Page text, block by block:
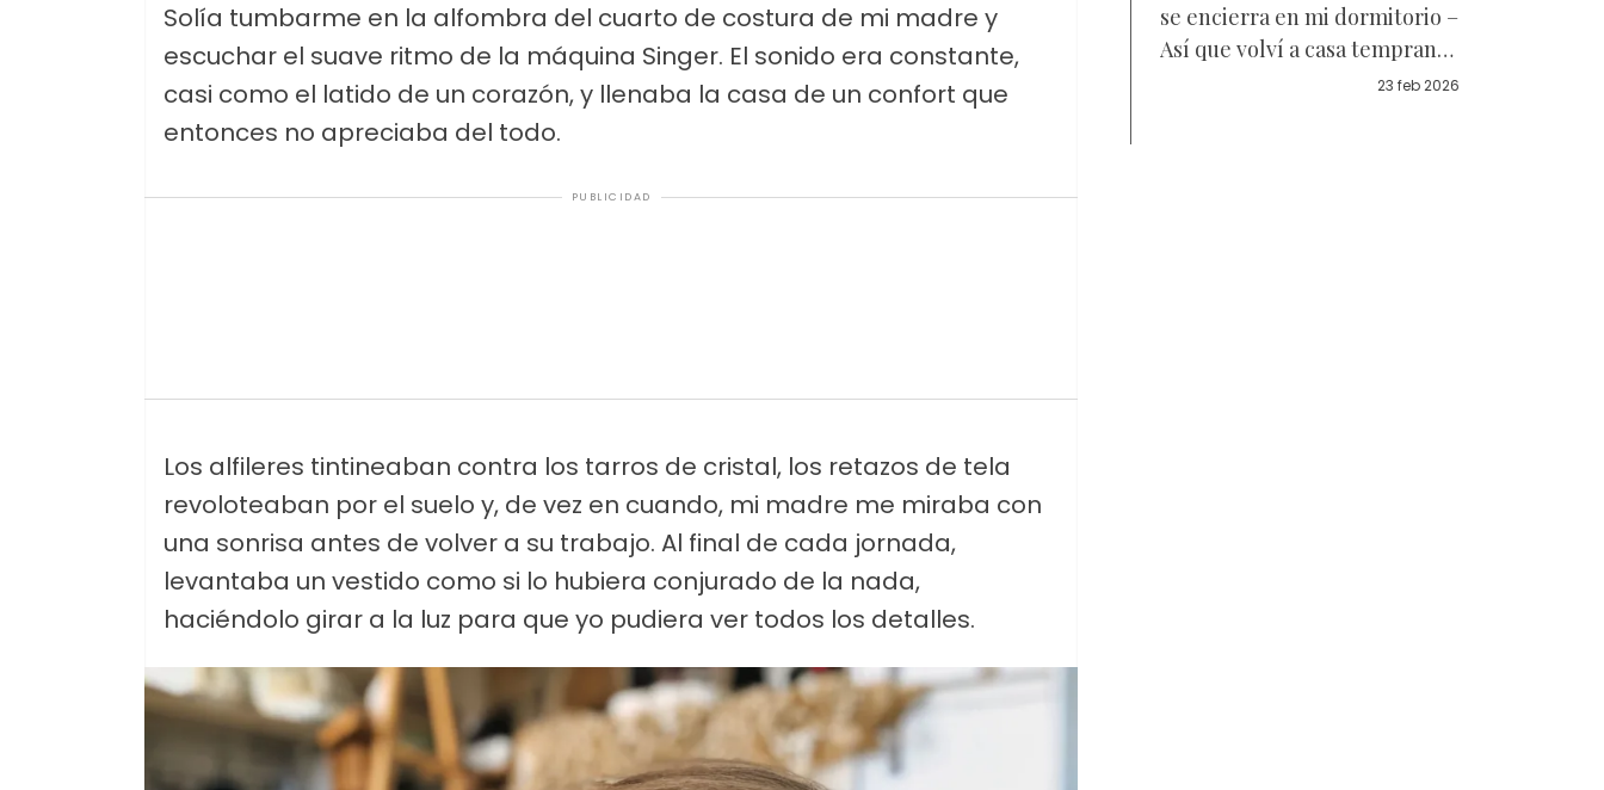
Solía tumbarme en la alfombra del cuarto de costura de mi madre y
escuchar el suave ritmo de la máquina Singer. El sonido era constante,
casi como el latido de un corazón, y llenaba la casa de un confort que
entonces no apreciaba del todo.
PUBLICIDAD
Los alfileres tintineaban contra los tarros de cristal, los retazos de tela
revoloteaban por el suelo y, de vez en cuando, mi madre me miraba con
una sonrisa antes de volver a su trabajo. Al final de cada jornada,
levantaba un vestido como si lo hubiera conjurado de la nada,
haciéndolo girar a la luz para que yo pudiera ver todos los detalles.
se encierra en mi dormitorio –
Así que volví a casa temprano
23 feb 2026